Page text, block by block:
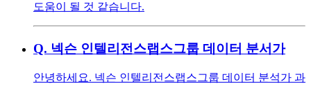
도움이 될 것 같습니다.
Q. 넥슨 인텔리전스랩스그룹 데이터 분서가
안녕하세요. 넥슨 인텔리전스랩스그룹 데이터 분석가 과